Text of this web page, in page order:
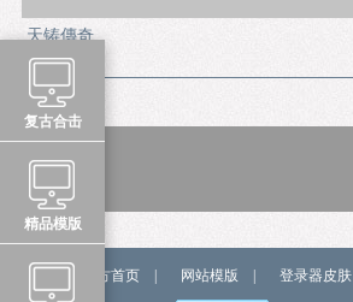
天铸傳奇
官方首页 网站模版 登录器皮肤
复古合击
精品模版